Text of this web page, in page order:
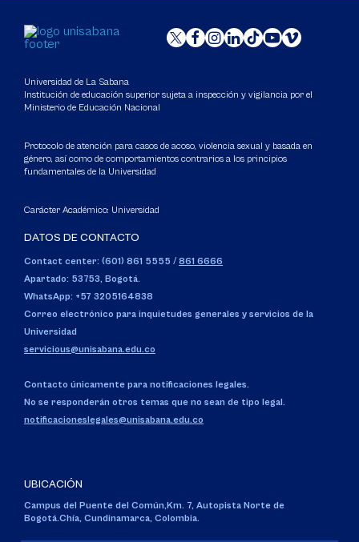
Universidad de La Sabana
Institución de educación superior sujeta a inspección y vigilancia por el
Ministerio de Educación Nacional
Protocolo de atención para casos de acoso, violencia sexual y basada en
género, así como de comportamientos contrarios a los principios
fundamentales de la Universidad
Carácter Académico: Universidad
DATOS DE CONTACTO
Contact center: (601) 861 5555 / 861 6666
Apartado: 53753, Bogotá.
WhatsApp: +57 3205164838
Correo electrónico para inquietudes generales y servicios de la
Universidad
servicious@unisabana.edu.co
Contacto únicamente para notificaciones legales.
No se responderán otros temas que no sean de tipo legal.
notificacioneslegales@unisabana.edu.co
UBICACIÓN
Campus del Puente del Común,Km. 7, Autopista Norte de
Bogotá.Chía, Cundinamarca, Colombia.